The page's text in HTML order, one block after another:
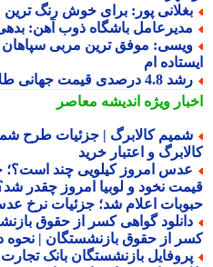
پور: برای خوش رنگ ترین
باشگاه ذوب آهن: بدهی ها
موفق ترین مربی سپاهان
ام
درصدی قیمت جهانی طلا در معاملات هفته
ویژهاندیشه معاصر
کالابرگ | جزئیات طرح شمیم
و اعتبار خرید
امروز کیلویی چند است؟؛
نخود و لوبیا امروز چقدر شد؟
اعلام شد؛ جزئیات نرخ عدس،
گواهی کسر از حقوق
از حقوق بازنشستگان | نحوه
بازنشستگان بانک تجارت |